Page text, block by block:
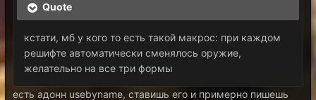
Quote
кстати, мб у кого то есть такой макрос: при каждом
решифте автоматически сменялось оружие,
желательно на все три формы
есть адонн usebyname, ставишь его и примерно пишешь